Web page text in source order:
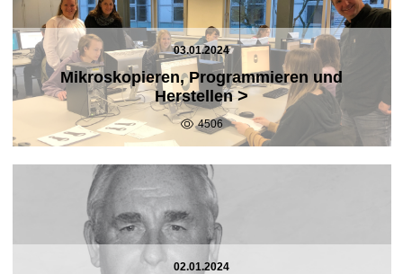
03.01.2024
Mikroskopieren, Programmieren und
Herstellen>
4506
02.01.2024